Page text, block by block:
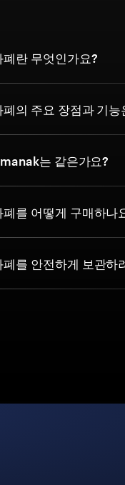
란 무엇인가요?
의 주요 장점과 기능
는 같은가요?
를 어떻게 구매하나
를 안전하게 보관하